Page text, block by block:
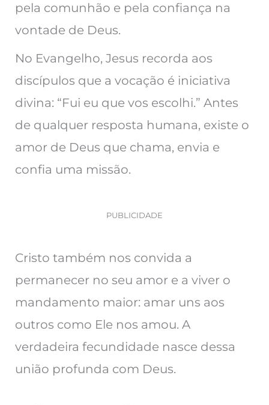
pela comunhão e pela confiança na
vontade de Deus.
No Evangelho, Jesus recorda aos
discípulos que a vocação é iniciativa
divina: “Fui eu que vos escolhi.” Antes
de qualquer resposta humana, existe o
amor de Deus que chama, envia e
confia uma missão.
PUBLICIDADE
Cristo também nos convida a
permanecer no seu amor e a viver o
mandamento maior: amar uns aos
outros como Ele nos amou. A
verdadeira fecundidade nasce dessa
união profunda com Deus.